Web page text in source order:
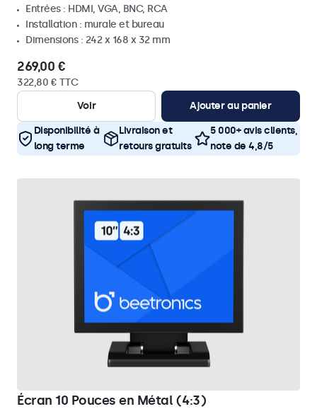
Entrées : HDMI, VGA, BNC, RCA
Installation : murale et bureau
Dimensions : 242 x 168 x 32 mm
269,00 €
322,80 € TTC
Voir
Ajouter au panier
Disponibilité à
long terme
Livraison et
retours gratuits
5 000+ avis clients,
note de 4,8/5
Écran 10 Pouces en Métal (4:3)